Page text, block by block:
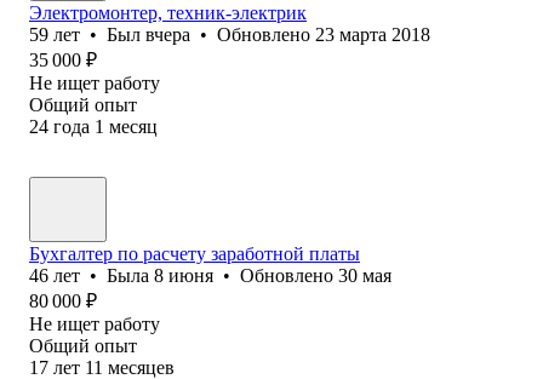
Электромонтер, техник-электрик
59 лет • Был вчера • Обновлено 23 марта 2018
35 000 ₽
Не ищет работу
Общий опыт
24 года 1 месяц
Бухгалтер по расчету заработной платы
46 лет • Была 8 июня • Обновлено 30 мая
80 000 ₽
Не ищет работу
Общий опыт
17 лет 11 месяцев